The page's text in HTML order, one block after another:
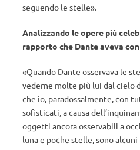
seguendo le stelle».
Analizzando le opere più
rapporto che Dante aveva
«Quando Dante osservava le
vederne molte più lui dal cielo
che io, paradossalmente, con
sofisticati, a causa
oggetti ancora osservabili a
luna e poche stelle, sono